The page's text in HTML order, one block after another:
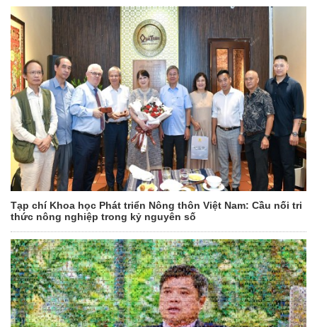
Tạp chí Khoa học Phát triển Nông thôn Việt Nam: Cầu nối tri
thức nông nghiệp trong kỷ nguyên số